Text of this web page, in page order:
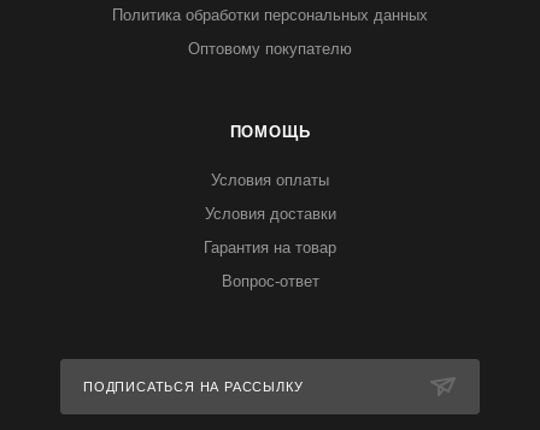
Политика обработки персональных данных
Оптовому покупателю
ПОМОЩЬ
Условия оплаты
Условия доставки
Гарантия на товар
Вопрос-ответ
ПОДПИСАТЬСЯ НА РАССЫЛКУ